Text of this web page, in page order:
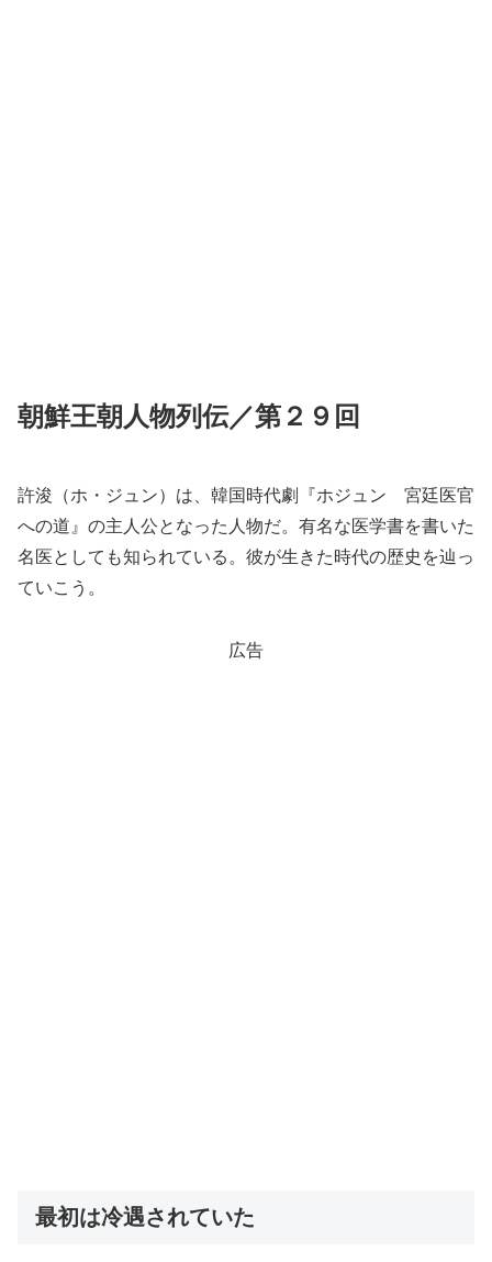
朝鮮王朝人物列伝／第２９回
許浚（ホ・ジュン）は、韓国時代劇『ホジュン 宮廷医官
への道』の主人公となった人物だ。有名な医学書を書いた
名医としても知られている。彼が生きた時代の歴史を辿っ
ていこう。
広告
最初は冷遇されていた